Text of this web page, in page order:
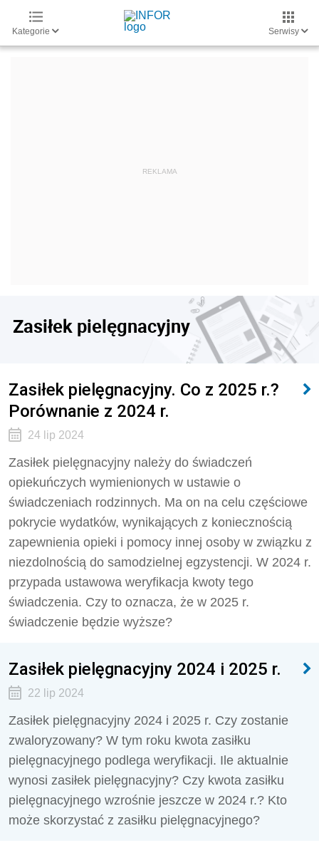
Kategorie Serwisy
Zasiłek pielęgnacyjny
Zasiłek pielęgnacyjny. Co z 2025 r.?
Porównanie z 2024 r.
24 lip 2024
Zasiłek pielęgnacyjny należy do świadczeń
opiekuńczych wymienionych w ustawie o
świadczeniach rodzinnych. Ma on na celu częściowe
pokrycie wydatków, wynikających z koniecznością
zapewnienia opieki i pomocy innej osoby w związku z
niezdolnością do samodzielnej egzystencji. W 2024 r.
przypada ustawowa weryfikacja kwoty tego
świadczenia. Czy to oznacza, że w 2025 r.
świadczenie będzie wyższe?
Zasiłek pielęgnacyjny 2024 i 2025 r.
22 lip 2024
Zasiłek pielęgnacyjny 2024 i 2025 r. Czy zostanie
zwaloryzowany? W tym roku kwota zasiłku
pielęgnacyjnego podlega weryfikacji. Ile aktualnie
wynosi zasiłek pielęgnacyjny? Czy kwota zasiłku
pielęgnacyjnego wzrośnie jeszcze w 2024 r.? Kto
może skorzystać z zasiłku pielęgnacyjnego?